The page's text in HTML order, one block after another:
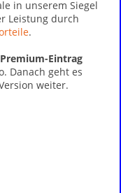
in unserem Siegel
Leistung durch
.
Premium-Eintrag
Danach geht es
weiter.